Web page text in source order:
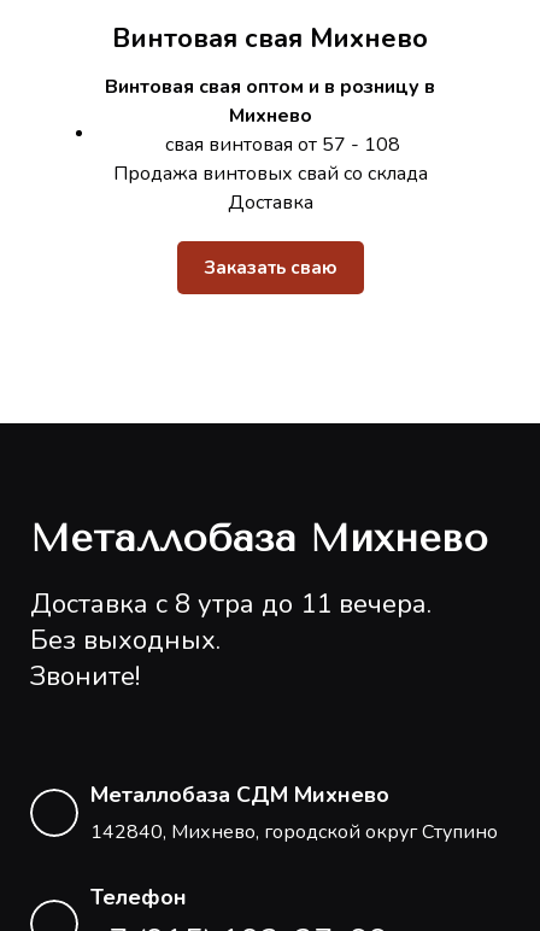
Винтовая свая Михнево
Винтовая свая оптом и в розницу в
Михнево
свая винтовая от 57 - 108
Продажа винтовых свай со склада
Доставка
Заказать сваю
Металлобаза Михнево
Доставка с 8 утра до 11 вечера.
Без выходных.
Звоните!
Металлобаза СДМ Михнево
142840, Михнево, городской округ Ступино
Телефон